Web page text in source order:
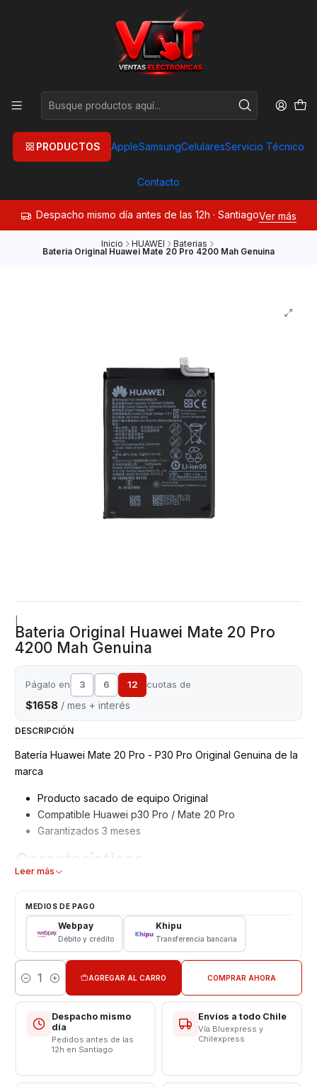
PRODUCTOS AppleSamsungCelularesServicio Técnico
Contacto
Despacho mismo día antes de las 12h · SantiagoVer más
Inicio HUAWEI Baterias
Bateria Original Huawei Mate 20 Pro 4200 Mah Genuina
Bateria Original Huawei Mate 20 Pro
4200 Mah Genuina
Págalo en 3 6 12 cuotas de
$1658 / mes + interés
DESCRIPCIÓN
Batería Huawei Mate 20 Pro - P30 Pro Original Genuina de la
marca
Producto sacado de equipo Original
Compatible Huawei p30 Pro / Mate 20 Pro
Garantizados 3 meses
Características
Capacidad: 4200 mAh
Límite Voltaje: 4.4v
Consulte por Instalación
Somos VENTAS ELECTRONICAS
Leer más
MEDIOS DE PAGO
Webpay
Débito y crédito
Khipu
Transferencia bancaria
Cantidad
AGREGAR AL CARRO COMPRAR AHORA
Despacho mismo
día
Pedidos antes de las
12h en Santiago
Envíos a todo Chile
Vía Bluexpress y
Chilexpress